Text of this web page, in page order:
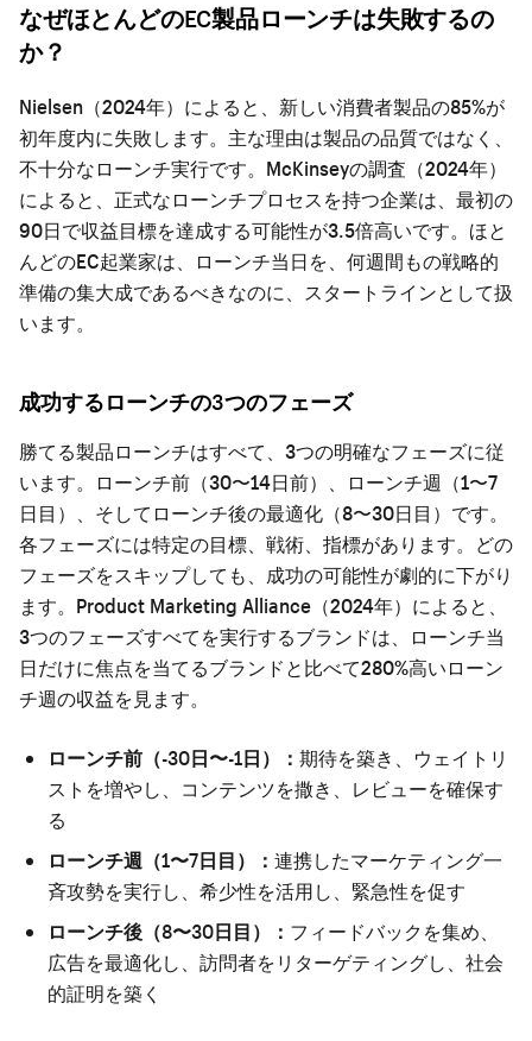
なぜほとんどのEC製品ローンチは失敗するの
か？
Nielsen（2024年）によると、新しい消費者製品の85%が
初年度内に失敗します。主な理由は製品の品質ではなく、
不十分なローンチ実行です。McKinseyの調査（2024年）
によると、正式なローンチプロセスを持つ企業は、最初の
90日で収益目標を達成する可能性が3.5倍高いです。ほと
んどのEC起業家は、ローンチ当日を、何週間もの戦略的
準備の集大成であるべきなのに、スタートラインとして扱
います。
成功するローンチの3つのフェーズ
勝てる製品ローンチはすべて、3つの明確なフェーズに従
います。ローンチ前（30〜14日前）、ローンチ週（1〜7
日目）、そしてローンチ後の最適化（8〜30日目）です。
各フェーズには特定の目標、戦術、指標があります。どの
フェーズをスキップしても、成功の可能性が劇的に下がり
ます。Product Marketing Alliance（2024年）によると、
3つのフェーズすべてを実行するブランドは、ローンチ当
日だけに焦点を当てるブランドと比べて280%高いローン
チ週の収益を見ます。
ローンチ前（-30日〜-1日）： 期待を築き、ウェイトリ
ストを増やし、コンテンツを撒き、レビューを確保す
る
ローンチ週（1〜7日目）： 連携したマーケティング一
斉攻勢を実行し、希少性を活用し、緊急性を促す
ローンチ後（8〜30日目）： フィードバックを集め、
広告を最適化し、訪問者をリターゲティングし、社会
的証明を築く